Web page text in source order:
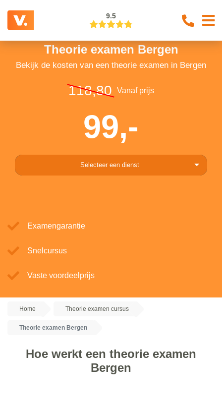
9.5
Theorie examen Bergen
Bekijk de kosten van een theorie examen in Bergen
118,80 Vanaf prijs
99,-
Selecteer een dienst
Examengarantie
Snelcursus
Vaste voordeelprijs
Home Theorie examen cursus
Theorie examen Bergen
Hoe werkt een theorie examen
Bergen